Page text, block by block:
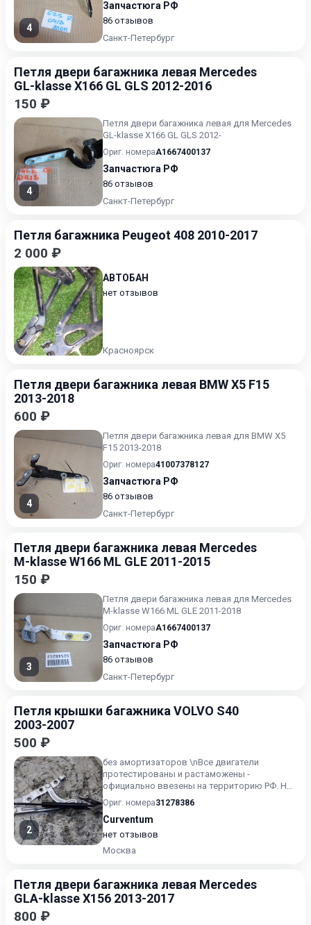
4
Запчастюга РФ
86 отзывов
Санкт-Петербург
Петля двери багажника левая Mercedes
GL-klasse X166 GL GLS 2012-2016
150 ₽
4
Петля двери багажника левая для Mercedes
GL-klasse X166 GL GLS 2012-
Ориг. номераA1667400137
Запчастюга РФ
86 отзывов
Санкт-Петербург
Петля багажника Peugeot 408 2010-2017
2 000 ₽
АВТОБАН
нет отзывов
Красноярск
Петля двери багажника левая BMW X5 F15
2013-2018
600 ₽
4
Петля двери багажника левая для BMW X5
F15 2013-2018
Ориг. номера41007378127
Запчастюга РФ
86 отзывов
Санкт-Петербург
Петля двери багажника левая Mercedes
M-klasse W166 ML GLE 2011-2015
150 ₽
3
Петля двери багажника левая для Mercedes
M-klasse W166 ML GLE 2011-2018
Ориг. номераA1667400137
Запчастюга РФ
86 отзывов
Санкт-Петербург
Петля крышки багажника VOLVO S40
2003-2007
500 ₽
2
без амортизаторов \nВсе двигатели
протестированы и растаможены -
официально ввезены на территорию РФ. На
каждый мотор даем документы - ГТД,...
Ориг. номера31278386
Curventum
нет отзывов
Москва
Петля двери багажника левая Mercedes
GLA-klasse X156 2013-2017
800 ₽